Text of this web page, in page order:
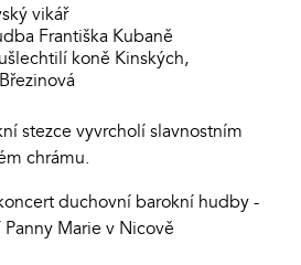
vikář
Františka Kubaně
koně Kinských,
stezce vyvrcholí slavnostním
chrámu.
duchovní barokní hudby -
Marie v Nicově